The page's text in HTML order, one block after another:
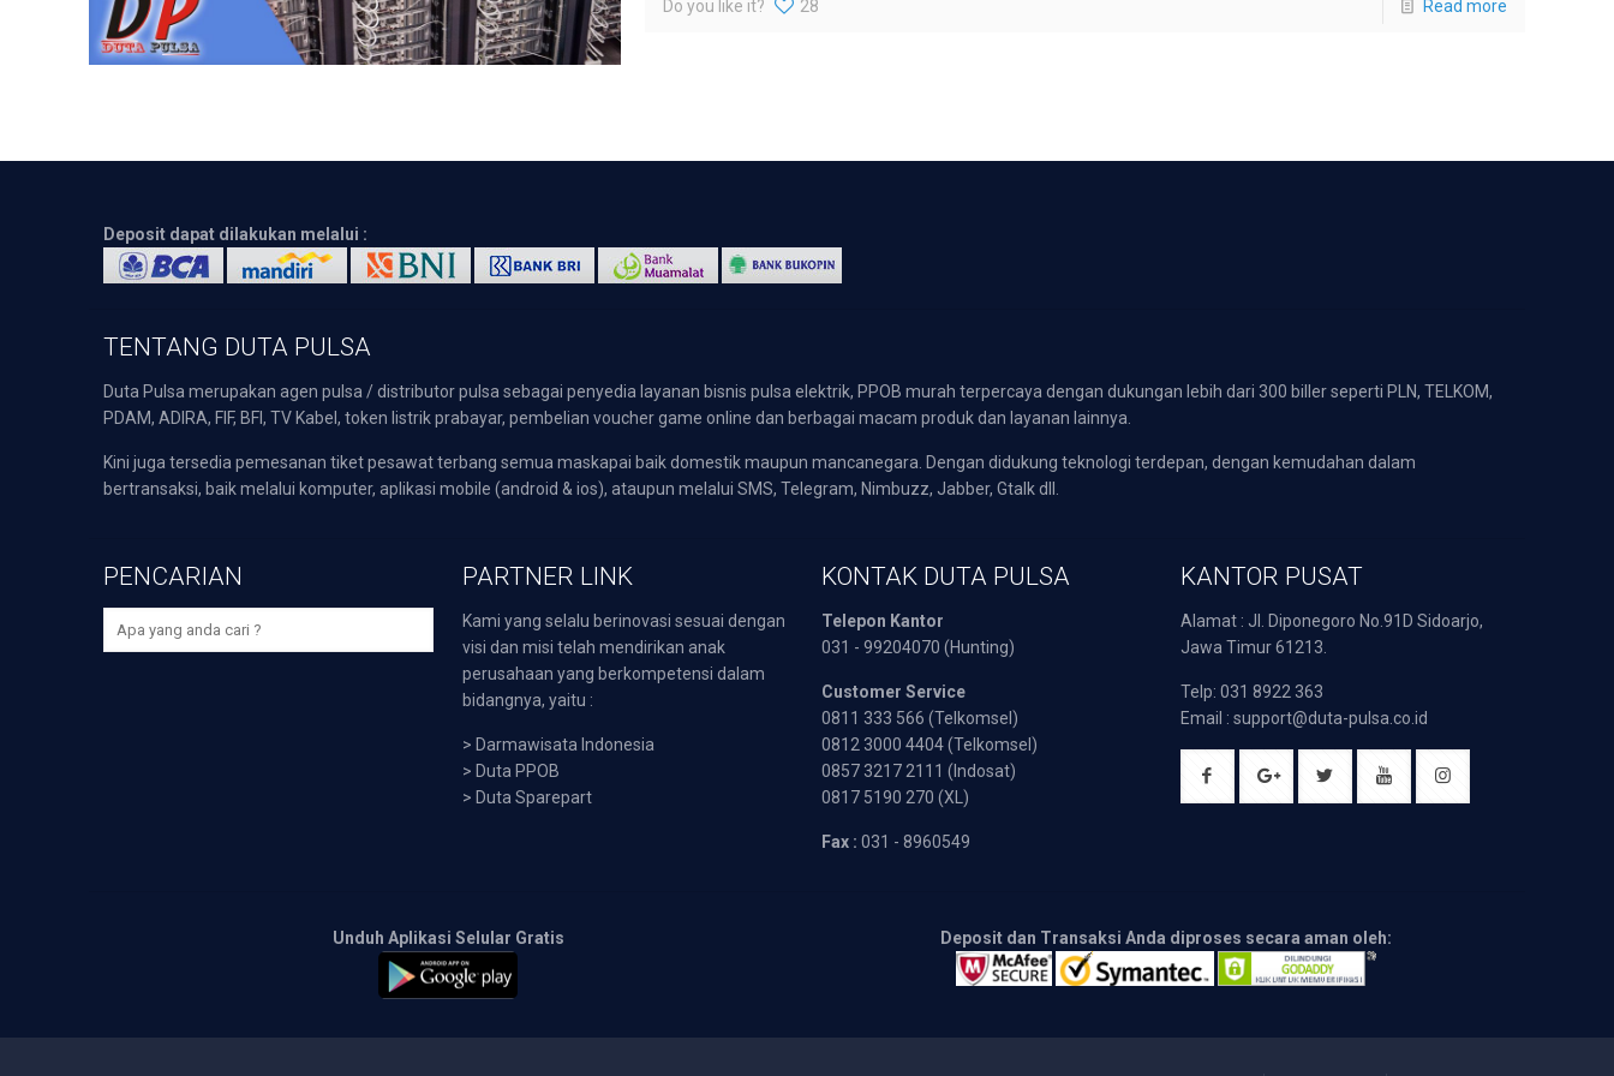
Do you like it? 28 Read more
Deposit dapat dilakukan melalui :
TENTANG DUTA PULSA
Duta Pulsa merupakan agen pulsa / distributor pulsa sebagai penyedia layanan bisnis pulsa elektrik, PPOB murah terpercaya dengan dukungan lebih dari 300 biller seperti PLN, TELKOM,
PDAM, ADIRA, FIF, BFI, TV Kabel, token listrik prabayar, pembelian voucher game online dan berbagai macam produk dan layanan lainnya.
Kini juga tersedia pemesanan tiket pesawat terbang semua maskapai baik domestik maupun mancanegara. Dengan didukung teknologi terdepan, dengan kemudahan dalam
bertransaksi, baik melalui komputer, aplikasi mobile (android & ios), ataupun melalui SMS, Telegram, Nimbuzz, Jabber, Gtalk dll.
PENCARIAN PARTNER LINK
Kami yang selalu berinovasi sesuai dengan
visi dan misi telah mendirikan anak
perusahaan yang berkompetensi dalam
bidangnya, yaitu :
> Darmawisata Indonesia
> Duta PPOB
> Duta Sparepart
KONTAK DUTA PULSA
Telepon Kantor
031 - 99204070 (Hunting)
Customer Service
0811 333 566 (Telkomsel)
0812 3000 4404 (Telkomsel)
0857 3217 2111 (Indosat)
0817 5190 270 (XL)
Fax : 031 - 8960549
KANTOR PUSAT
Alamat : Jl. Diponegoro No.91D Sidoarjo,
Jawa Timur 61213.
Telp: 031 8922 363
Email : support@duta-pulsa.co.id
Unduh Aplikasi Selular Gratis Deposit dan Transaksi Anda diproses secara aman oleh: